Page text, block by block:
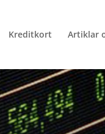
Kreditkort Artiklar